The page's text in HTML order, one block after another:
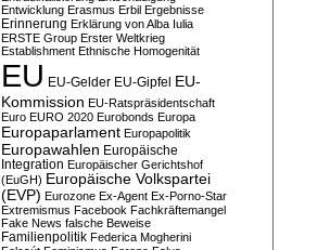
Entwicklung Erasmus Erbil Ergebnisse
Erinnerung Erklärung von Alba Iulia
ERSTE Group Erster Weltkrieg
Establishment Ethnische Homogenität
EU EU-Gelder EU-Gipfel EU-
Kommission EU-Ratspräsidentschaft
Euro EURO 2020 Eurobonds Europa
Europaparlament Europapolitik
Europawahlen Europäische
Integration Europäischer Gerichtshof
(EuGH) Europäische Volkspartei
(EVP) Eurozone Ex-Agent Ex-Porno-Star
Extremismus Facebook Fachkräftemangel
Fake News falsche Beweise
Familienpolitik Federica Mogherini